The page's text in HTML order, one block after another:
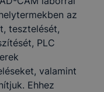
az
tesztelését,
PLC
valamint
Ehhez